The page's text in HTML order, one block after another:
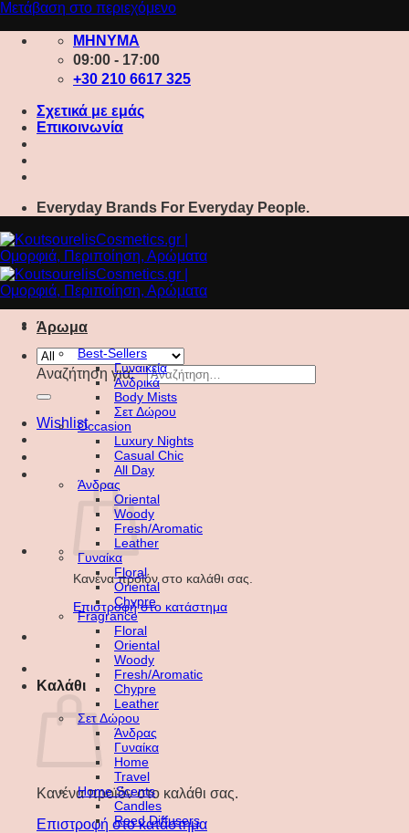
Μετάβαση στο περιεχόμενο
ΜΗΝΥΜΑ
09:00 - 17:00
+30 210 6617 325
Σχετικά με εμάς
Επικοινωνία
Everyday Brands For Everyday People.
Αναζήτηση για:
Wishlist
Κανένα προϊόν στο καλάθι σας.
Επιστροφή στο κατάστημα
Καλάθι
Κανένα προϊόν στο καλάθι σας.
Επιστροφή στο κατάστημα
Άρωμα
Best-Sellers
Γυναικεία
Ανδρικά
Body Mists
Σετ Δώρου
Occasion
Luxury Nights
Casual Chic
All Day
Άνδρας
Oriental
Woody
Fresh/Aromatic
Leather
Γυναίκα
Floral
Oriental
Chypre
Fragrance
Floral
Oriental
Woody
Fresh/Aromatic
Chypre
Leather
Σετ Δώρου
Άνδρας
Γυναίκα
Home
Travel
Home Scents
Candles
Reed Diffusers